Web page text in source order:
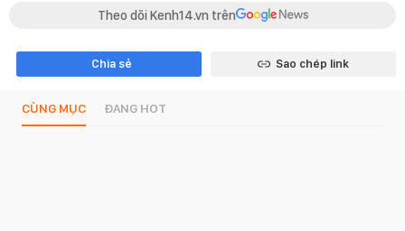
Theo dõi Kenh14.vn trên
Chia sẻ Sao chép link
CÙNG MỤC ĐANG HOT